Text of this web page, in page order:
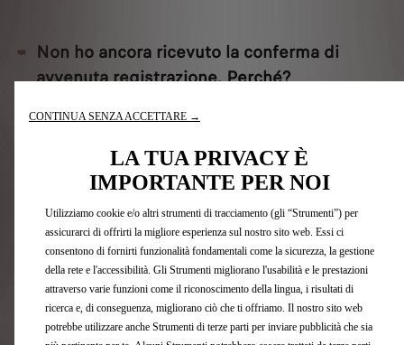
Non ho ancora ricevuto la conferma di
avvenuta registrazione. Perché?
Come effettuerò il pagamento del veicolo
che ho acquistato?
Come posso effettuare il pagamento della
caparra?
Come funziona il pagamento in contanti?
CONTINUA SENZA ACCETTARE →
LA TUA PRIVACY È
IMPORTANTE PER NOI
Utilizziamo cookie e/o altri strumenti di tracciamento (gli “Strumenti”) per
assicurarci di offrirti la migliore esperienza sul nostro sito web. Essi ci
consentono di fornirti funzionalità fondamentali come la sicurezza, la gestione
della rete e l'accessibilità. Gli Strumenti migliorano l'usabilità e le prestazioni
attraverso varie funzioni come il riconoscimento della lingua, i risultati di
ricerca e, di conseguenza, migliorano ciò che ti offriamo. Il nostro sito web
potrebbe utilizzare anche Strumenti di terze parti per inviare pubblicità che sia